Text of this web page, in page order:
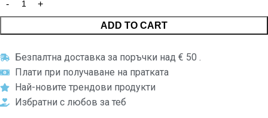
ADD TO CART
Безпалтна доставка за поръчки над € 50 .
Плати при получаване на пратката
Най-новите трендови продукти
Избратни с любов за теб